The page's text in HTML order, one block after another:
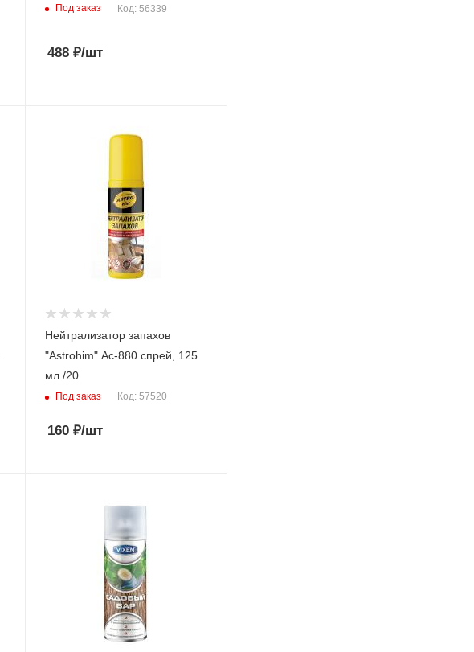
Под заказ Код: 56339
488₽/шт
Нейтрализатор запахов
"Astrohim" Ас-880 спрей, 125
мл /20
Под заказ Код: 57520
160₽/шт